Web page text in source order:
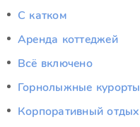
C катком
Аренда коттеджей
Всё включено
Горнолыжные курорты
Корпоративный отдых